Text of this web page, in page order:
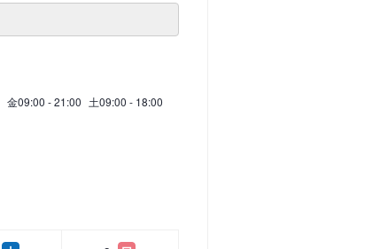
金09:00 - 21:00 土09:00 - 18:00